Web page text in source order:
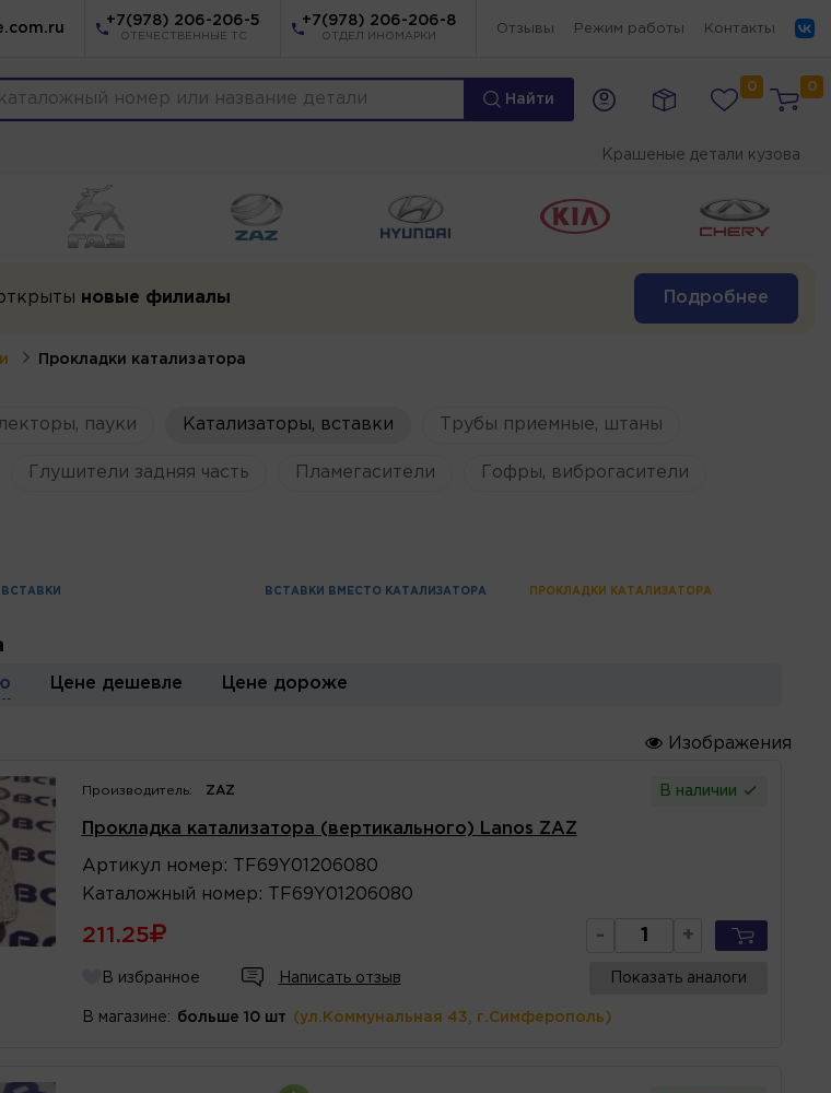
+7(978) 206-206-5
ОТЕЧЕСТВЕННЫЕ ТС
+7(978) 206-206-8
ОТДЕЛ ИНОМАРКИ
Отзывы Режим работы Контакты
Найти
0 0
Крашеные детали кузова
новые филиалы Подробнее
Прокладки катализатора
пауки Катализаторы, вставки Трубы приемные, штаны
Глушители задняя часть Пламегасители Гофры, виброгасители
ВСТАВКИ ВСТАВКИ ВМЕСТО КАТАЛИЗАТОРА ПРОКЛАДКИ КАТАЛИЗАТОРА
Цене дешевле Цене дороже
Изображения
Производитель: ZAZ В наличии
Прокладка катализатора (вертикального) Lanos ZAZ
Артикул номер :
TF69Y01206080
Каталожный номер : TF69Y01206080
211.25 - +
В избранное Написать отзыв Показать аналоги
В магазине: больше 10 шт (ул.Коммунальная 43, г.Симферополь)